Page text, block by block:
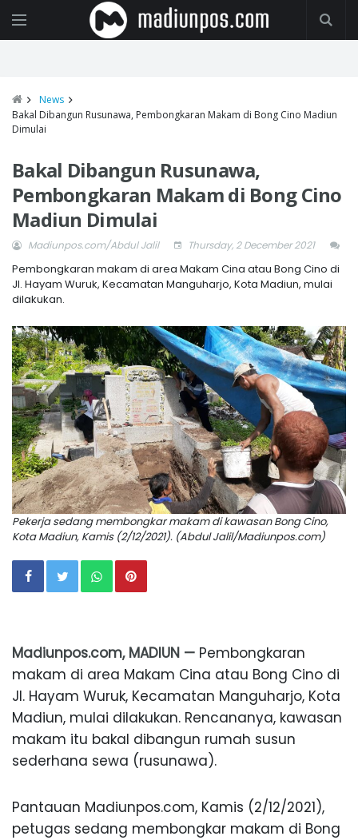
News
Bakal Dibangun Rusunawa, Pembongkaran Makam di Bong Cino Madiun
Dimulai
Bakal Dibangun Rusunawa,
Pembongkaran Makam di Bong Cino
Madiun Dimulai
Madiunpos.com/Abdul Jalil Thursday, 2 December 2021
Pembongkaran makam di area Makam Cina atau Bong Cino di
Jl. Hayam Wuruk, Kecamatan Manguharjo, Kota Madiun, mulai
dilakukan.
Pekerja sedang membongkar makam di kawasan Bong Cino,
Kota Madiun, Kamis (2/12/2021). (Abdul Jalil/Madiunpos.com)
Madiunpos.com, MADIUN — Pembongkaran
makam di area Makam Cina atau Bong Cino di
Jl. Hayam Wuruk, Kecamatan Manguharjo, Kota
Madiun, mulai dilakukan. Rencananya, kawasan
makam itu bakal dibangun rumah susun
sederhana sewa (rusunawa).
Pantauan Madiunpos.com, Kamis (2/12/2021),
petugas sedang membongkar makam di Bong